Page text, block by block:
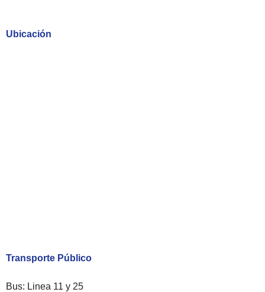
Ubicación
Transporte Público
Bus: Linea 11 y 25